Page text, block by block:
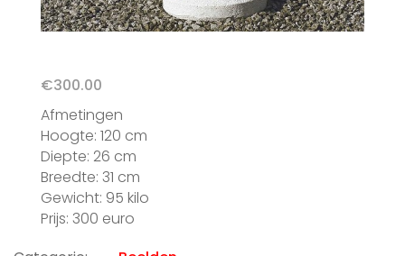
€300.00
Afmetingen
Hoogte: 120 cm
Diepte: 26 cm
Breedte: 31 cm
Gewicht: 95 kilo
Prijs: 300 euro